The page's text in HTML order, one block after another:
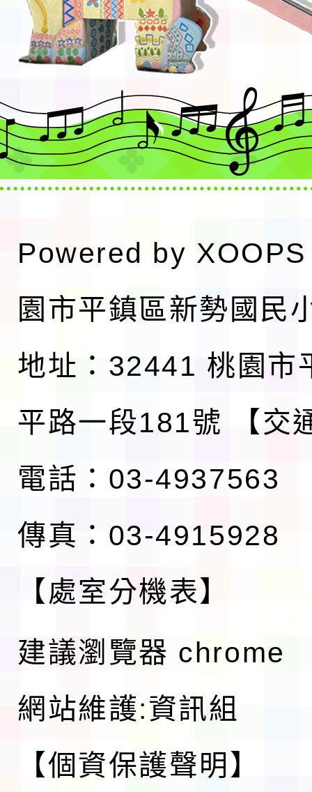
Powered by XOOPS
園市平鎮區新勢國民
地址：32441 桃園市
平路一段181號
【交
電話：03-4937563
傳真：03-4915928
【處室分機表】
建議瀏覽器 chrome
網站維護:資訊組
【個資保護聲明】